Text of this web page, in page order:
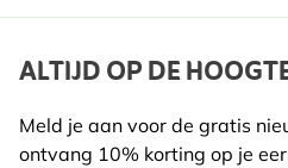
ALTIJD OP DE
Meld je aan voor de gratis
ontvang 10% korting op je